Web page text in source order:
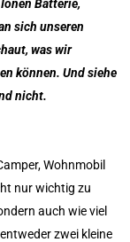
Batterie,
sich unseren
was wir
können. Und siehe
nicht.
Wohnmobil
nur wichtig zu
auch wie viel
zwei kleine